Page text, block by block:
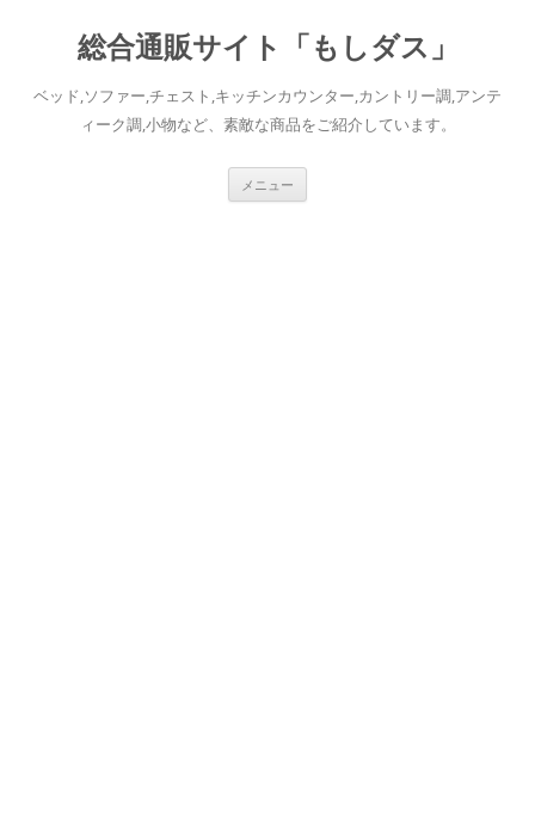
総合通販サイト「もしダス」
ベッド,ソファー,チェスト,キッチンカウンター,カントリー調,アンテ
ィーク調,小物など、素敵な商品をご紹介しています。
メニュー